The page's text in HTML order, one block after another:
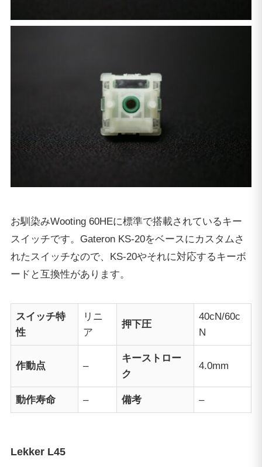
お馴染みWooting 60HEに標準で搭載されているキー
スイッチです。Gateron KS-20をベースにカスタムさ
れたスイッチなので、KS-20やそれに対応するキーボ
ードと互換性があります。
スイッチ特
性
リニ
ア
押下圧
40cN/60c
N
作動点 –
キーストロー
ク
4.0mm
動作寿命 – 備考 –
Lekker L45